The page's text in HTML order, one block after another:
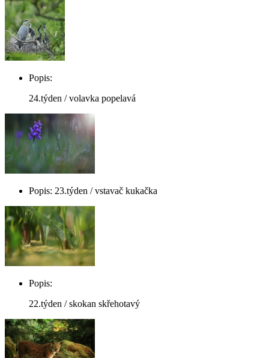
Popis:
24.týden / volavka popelavá
Popis: 23.týden / vstavač kukačka
Popis:
22.týden / skokan skřehotavý